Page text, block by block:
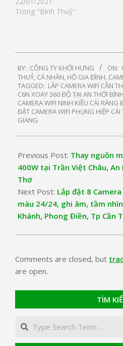
Trong "Bình Thuỷ"
04-
07
BY: CÔNG TY KHỞI HƯNG ON:
THUỶ, CÁ NHÂN, HỘ GIA ĐÌNH,
TAGGED: LẮP CAMERA WIFI CẦN
C6N XOAY 360 ĐỘ TẠI AN THỚI
CAMERA WIFI NINH KIỀU CÁI RĂNG
ĐẶT CAMERA WIFI PHỤNG HIỆP
GIANG
Previous Post: Thay nguồn
400W tại Trần Việt Châu, An
Thơ
Next Post: Lắp đặt 8
màu 24/24, ghi âm, tầm
Khánh, Phong Điền, Tp Cần
Comments are closed, but
are open.
TÌM
Search